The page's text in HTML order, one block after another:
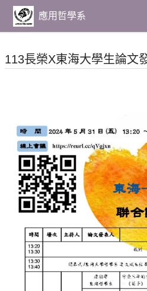
主
要
應用哲學系
113長榮X東海大學生論文